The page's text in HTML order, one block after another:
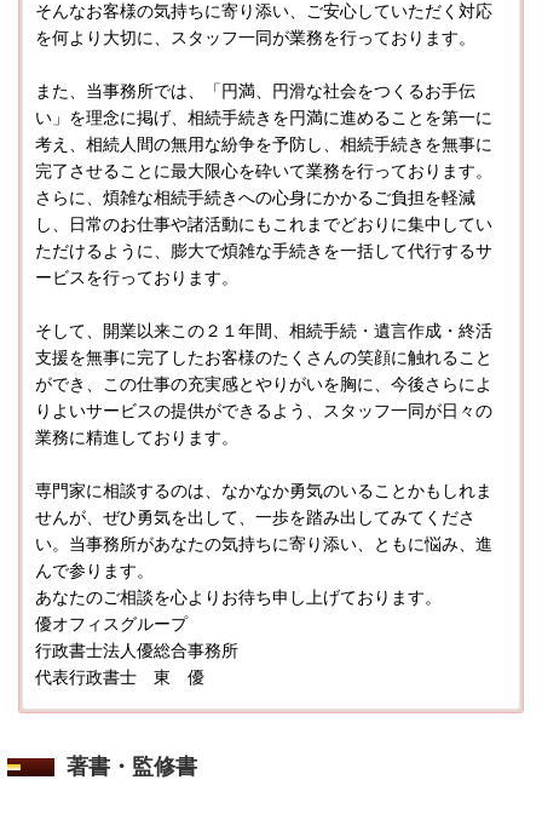
そんなお客様の気持ちに寄り添い、ご安心していただく対応
を何より大切に、スタッフ一同が業務を行っております。
また、当事務所では、「円満、円滑な社会をつくるお手伝
い」を理念に掲げ、相続手続きを円満に進めることを第一に
考え、相続人間の無用な紛争を予防し、相続手続きを無事に
完了させることに最大限心を砕いて業務を行っております。
さらに、煩雑な相続手続きへの心身にかかるご負担を軽減
し、日常のお仕事や諸活動にもこれまでどおりに集中してい
ただけるように、膨大で煩雑な手続きを一括して代行するサ
ービスを行っております。
そして、開業以来この２１年間、相続手続・遺言作成・終活
支援を無事に完了したお客様のたくさんの笑顔に触れること
ができ、この仕事の充実感とやりがいを胸に、今後さらによ
りよいサービスの提供ができるよう、スタッフ一同が日々の
業務に精進しております。
専門家に相談するのは、なかなか勇気のいることかもしれま
せんが、ぜひ勇気を出して、一歩を踏み出してみてくださ
い。当事務所があなたの気持ちに寄り添い、ともに悩み、進
んで参ります。
あなたのご相談を心よりお待ち申し上げております。
優オフィスグループ
行政書士法人優総合事務所
代表行政書士 東 優
著書・監修書